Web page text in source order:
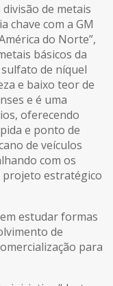
de metais
chave com a GM
do Norte”,
básicos da
de níquel
e baixo teor de
e é uma
oferecendo
e ponto de
de veículos
com os
projeto estratégico
estudar formas
de
para